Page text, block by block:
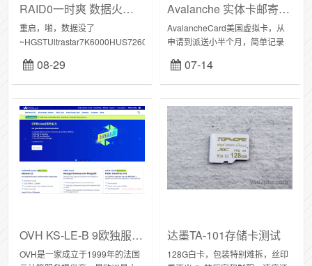
RAID0一时爽 数据火葬场
重启，啪，数据没了
~HGSTUltrastar7K6000HUS726020ALA610 企
08-29
Avalanche 实体卡邮寄记录
AvalancheCard美国虚拟卡，从
申请到派送小半个月，简单记录
西，收件地址填的学校（曼谷）
卡片中转德国，到达曼谷清关，
07-14
OVH KS-LE-B 9欧独服闪购
OVH是一家成立于1999年的法国
达墨TA-101存储卡测试
128G白卡，包装特别难拆，丝印